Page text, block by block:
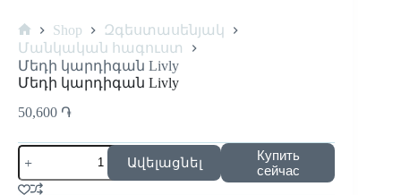
Shop
Զգեստասենյակ
Մանկական հագուստ
Մեդի կարդիգան Livly
Մեդի կարդիգան Livly
50,600 ֏
Ավելացնել
Купить
сейчас